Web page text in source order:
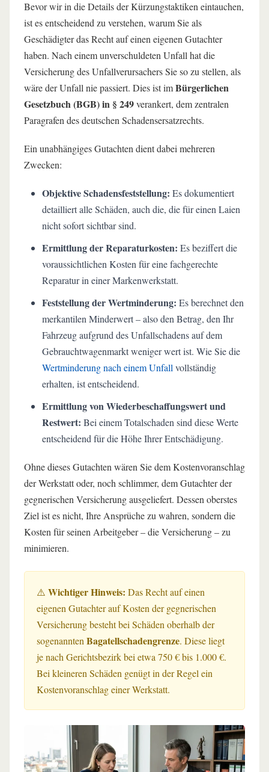
Bevor wir in die Details der Kürzungstaktiken eintauchen,
ist es entscheidend zu verstehen, warum Sie als
Geschädigter das Recht auf einen eigenen Gutachter
haben. Nach einem unverschuldeten Unfall hat die
Versicherung des Unfallverursachers Sie so zu stellen, als
wäre der Unfall nie passiert. Dies ist imBürgerlichen
Gesetzbuch (BGB) in § 249verankert, dem zentralen
Paragrafen des deutschen Schadensersatzrechts.
Ein unabhängiges Gutachten dient dabei mehreren
Zwecken:
Objektive Schadensfeststellung: Es dokumentiert
detailliert alle Schäden, auch die, die für einen Laien
nicht sofort sichtbar sind.
Ermittlung der Reparaturkosten: Es beziffert die
voraussichtlichen Kosten für eine fachgerechte
Reparatur in einer Markenwerkstatt.
Feststellung der Wertminderung: Es berechnet den
merkantilen Minderwert – also den Betrag, den Ihr
Fahrzeug aufgrund des Unfallschadens auf dem
Gebrauchtwagenmarkt weniger wert ist. Wie Sie die
Wertminderung nach einem Unfall vollständig
erhalten, ist entscheidend.
Ermittlung von Wiederbeschaffungswert und
Restwert: Bei einem Totalschaden sind diese Werte
entscheidend für die Höhe Ihrer Entschädigung.
Ohne dieses Gutachten wären Sie dem Kostenvoranschlag
der Werkstatt oder, noch schlimmer, dem Gutachter der
gegnerischen Versicherung ausgeliefert. Dessen oberstes
Ziel ist es nicht, Ihre Ansprüche zu wahren, sondern die
Kosten für seinen Arbeitgeber – die Versicherung – zu
minimieren.
⚠️ Wichtiger Hinweis: Das Recht auf einen
eigenen Gutachter auf Kosten der gegnerischen
Versicherung besteht bei Schäden oberhalb der
sogenannten Bagatellschadengrenze. Diese liegt
je nach Gerichtsbezirk bei etwa 750 € bis 1.000 €.
Bei kleineren Schäden genügt in der Regel ein
Kostenvoranschlag einer Werkstatt.